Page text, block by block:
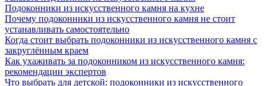
Подоконники из искусственного камня на кухне
Почему подоконники из искусственного камня не стоит
устанавливать самостоятельно
Когда стоит выбрать подоконники из искусственного камня с
закруглённым краем
Как ухаживать за подоконником из искусственного камня:
рекомендации экспертов
Что выбрать для детской: подоконники из искусственного